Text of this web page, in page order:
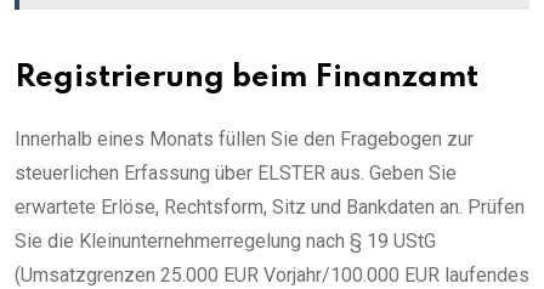
Registrierung beim Finanzamt
Innerhalb eines Monats füllen Sie den Fragebogen zur
steuerlichen Erfassung über ELSTER aus. Geben Sie
erwartete Erlöse, Rechtsform, Sitz und Bankdaten an. Prüfen
Sie die Kleinunternehmerregelung nach § 19 UStG
(Umsatzgrenzen 25.000 EUR Vorjahr/100.000 EUR laufendes